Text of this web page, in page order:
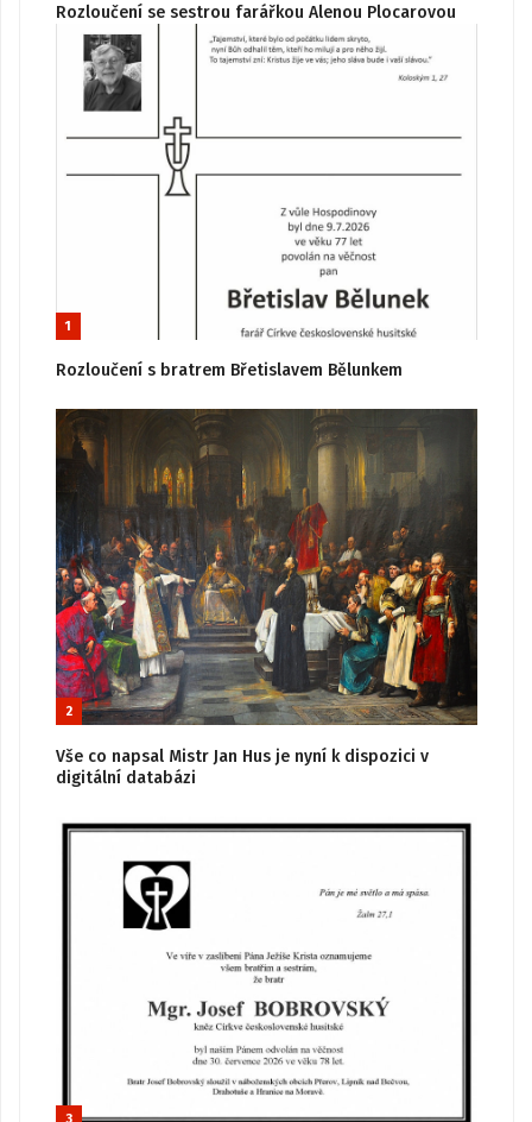
Rozloučení se sestrou farářkou Alenou Plocarovou
1
Rozloučení s bratrem Břetislavem Bělunkem
2
Vše co napsal Mistr Jan Hus je nyní k dispozici v
digitální databázi
3